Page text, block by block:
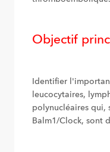
Objectif
Identifier
leucocytaires,
polynucléaires qui,
Balm1/Clock, sont